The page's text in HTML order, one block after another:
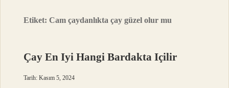
Etiket:Cam çaydanlıkta çay güzel olur mu
Çay En Iyi Hangi Bardakta Içilir
Tarih: Kasım 5, 2024